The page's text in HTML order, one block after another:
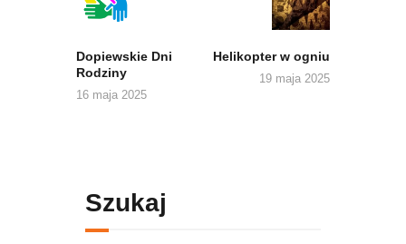
Dopiewskie Dni
Rodziny
16 maja 2025
Helikopter w ogniu
19 maja 2025
Szukaj